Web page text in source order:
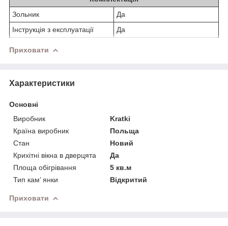
Зольник
Да
Інструкція з експлуатації
Да
Приховати
Характеристики
Основні
Виробник
Kratki
Країна виробник
Польща
Стан
Новий
Крихітні вікна в дверцята
Да
Площа обігрівання
5 кв.м
Тип кам’ янки
Відкритий
Приховати